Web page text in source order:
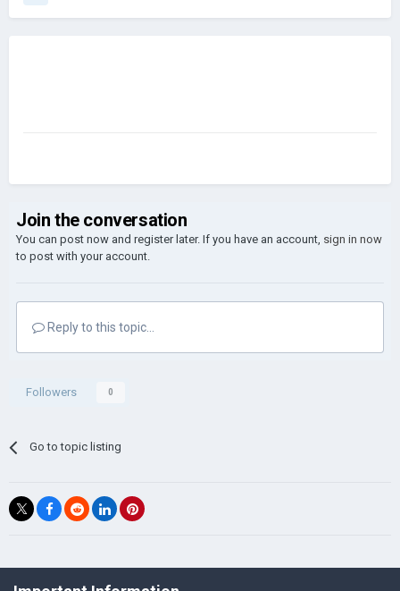
Join the conversation
You can post now and register later. If you have an account, sign in now
to post with your account.
Reply to this topic...
Followers 0
Go to topic listing
©Łukasz Jakowski Games